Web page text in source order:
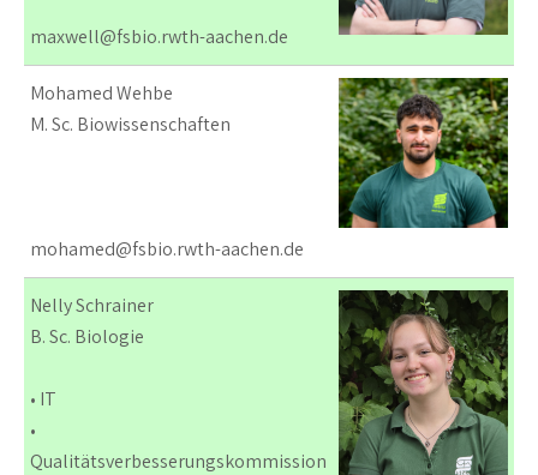
maxwell@fsbio.rwth-aachen.de
Mohamed Wehbe
M. Sc. Biowissenschaften
mohamed@fsbio.rwth-aachen.de
Nelly Schrainer
B. Sc. Biologie
• IT
•
Qualitätsverbesserungskommission